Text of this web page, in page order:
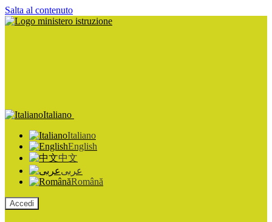
Salta al contenuto
Italiano
Italiano
English
中文
عربى
Română
Accedi